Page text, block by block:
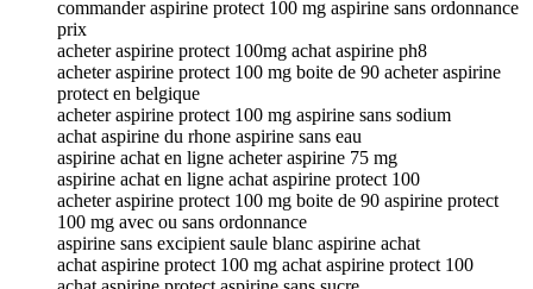
commander aspirine protect 100 mg aspirine sans ordonnance
prix
acheter aspirine protect 100mg achat aspirine ph8
acheter aspirine protect 100 mg boite de 90 acheter aspirine
protect en belgique
acheter aspirine protect 100 mg aspirine sans sodium
achat aspirine du rhone aspirine sans eau
aspirine achat en ligne acheter aspirine 75 mg
aspirine achat en ligne achat aspirine protect 100
acheter aspirine protect 100 mg boite de 90 aspirine protect
100 mg avec ou sans ordonnance
aspirine sans excipient saule blanc aspirine achat
achat aspirine protect 100 mg achat aspirine protect 100